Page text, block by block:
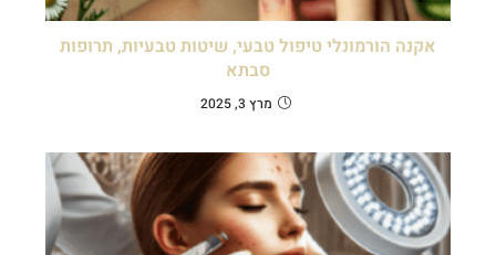
אקנה הורמונלי טיפול טבעי, שיטות טבעיות, תרופות
סבתא
מרץ 3, 2025